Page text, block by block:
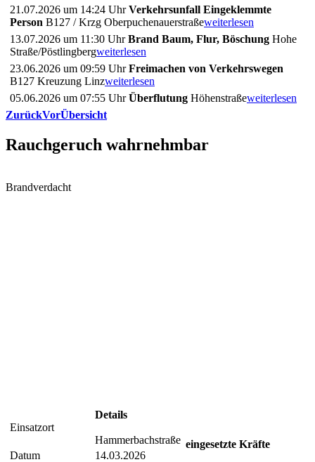
21.07.2026 um 14:24 UhrVerkehrsunfall Eingeklemmte
Person B127 / Krzg Oberpuchenauerstraßeweiterlesen
13.07.2026 um 11:30 UhrBrand Baum, Flur, Böschung Hohe
Straße/Pöstlingbergweiterlesen
23.06.2026 um 09:59 UhrFreimachen von Verkehrswegen
B127 Kreuzung Linzweiterlesen
05.06.2026 um 07:55 UhrÜberflutung Höhenstraßeweiterlesen
ZurückVorÜbersicht
Rauchgeruch wahrnehmbar
Brandverdacht
Einsatzort
Details
Hammerbachstraße
Datum
14.03.2026
eingesetzte Kräfte